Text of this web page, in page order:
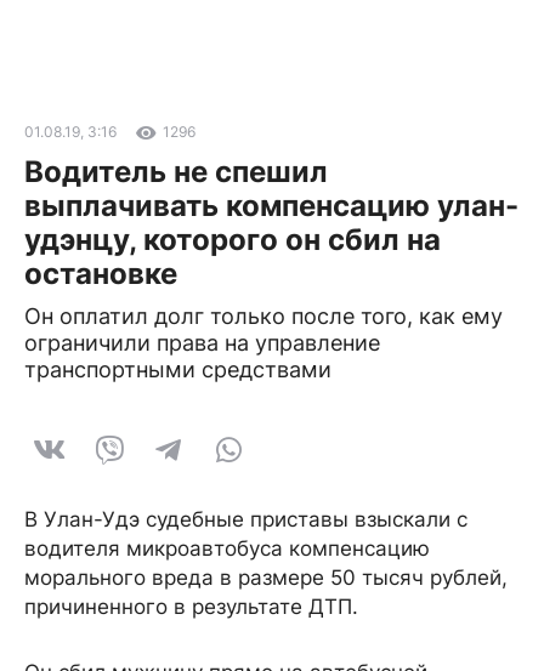
01.08.19, 3:16 1296
Водитель не спешил
выплачивать компенсацию улан-
удэнцу, которого он сбил на
остановке
Он оплатил долг только после того, как ему
ограничили права на управление
транспортными средствами
В Улан-Удэ судебные приставы взыскали с
водителя микроавтобуса компенсацию
морального вреда в размере 50 тысяч рублей,
причиненного в результате ДТП.